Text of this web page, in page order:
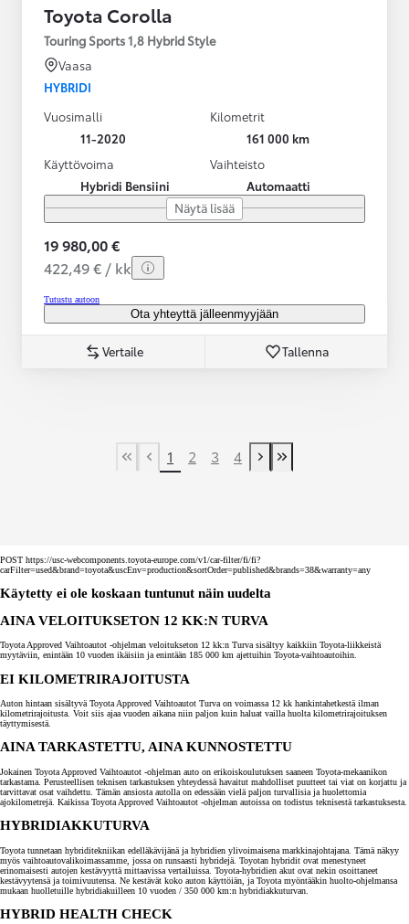
Toyota Corolla
Touring Sports 1,8 Hybrid Style
Vaasa
HYBRIDI
Vuosimalli
11-2020
Kilometrit
161 000 km
Käyttövoima
Hybridi Bensiini
Vaihteisto
Automaatti
Näytä lisää
19 980,00 €
422,49 € / kk
Tutustu autoon
Ota yhteyttä jälleenmyyjään
Vertaile Tallenna
First Page
Previous page
1 2 3 4
Next page
Last Page
POST https://usc-webcomponents.toyota-europe.com/v1/car-filter/fi/fi?
carFilter=used&brand=toyota&uscEnv=production&sortOrder=published&brands=38&warranty=any
Käytetty ei ole koskaan tuntunut näin uudelta
AINA VELOITUKSETON 12 KK:N TURVA
Toyota Approved Vaihtoautot -ohjelman veloitukseton 12 kk:n Turva sisältyy kaikkiin Toyota-liikkeistä
myytäviin, enintään 10 vuoden ikäisiin ja enintään 185 000 km ajettuihin Toyota-vaihtoautoihin.
EI KILOMETRIRAJOITUSTA
Auton hintaan sisältyvä Toyota Approved Vaihtoautot Turva on voimassa 12 kk hankintahetkestä ilman
kilometrirajoitusta. Voit siis ajaa vuoden aikana niin paljon kuin haluat vailla huolta kilometrirajoituksen
täyttymisestä.
AINA TARKASTETTU, AINA KUNNOSTETTU
Jokainen Toyota Approved Vaihtoautot -ohjelman auto on erikoiskoulutuksen saaneen Toyota-mekaanikon
tarkastama. Perusteellisen teknisen tarkastuksen yhteydessä havaitut mahdolliset puutteet tai viat on korjattu ja
tarvittavat osat vaihdettu. Tämän ansiosta autolla on edessään vielä paljon turvallisia ja huolettomia
ajokilometrejä. Kaikissa Toyota Approved Vaihtoautot -ohjelman autoissa on todistus teknisestä tarkastuksesta.
HYBRIDIAKKUTURVA
Toyota tunnetaan hybriditekniikan edelläkävijänä ja hybridien ylivoimaisena markkinajohtajana. Tämä näkyy
myös vaihtoautovalikoimassamme, jossa on runsaasti hybridejä. Toyotan hybridit ovat menestyneet
erinomaisesti autojen kestävyyttä mittaavissa vertailuissa. Toyota-hybridien akut ovat nekin osoittaneet
kestävyytensä ja toimivuutensa. Ne kestävät koko auton käyttöiän, ja Toyota myöntääkin huolto-ohjelmansa
mukaan huolletuille hybridiakuilleen 10 vuoden / 350 000 km:n hybridiakkuturvan.
HYBRID HEALTH CHECK